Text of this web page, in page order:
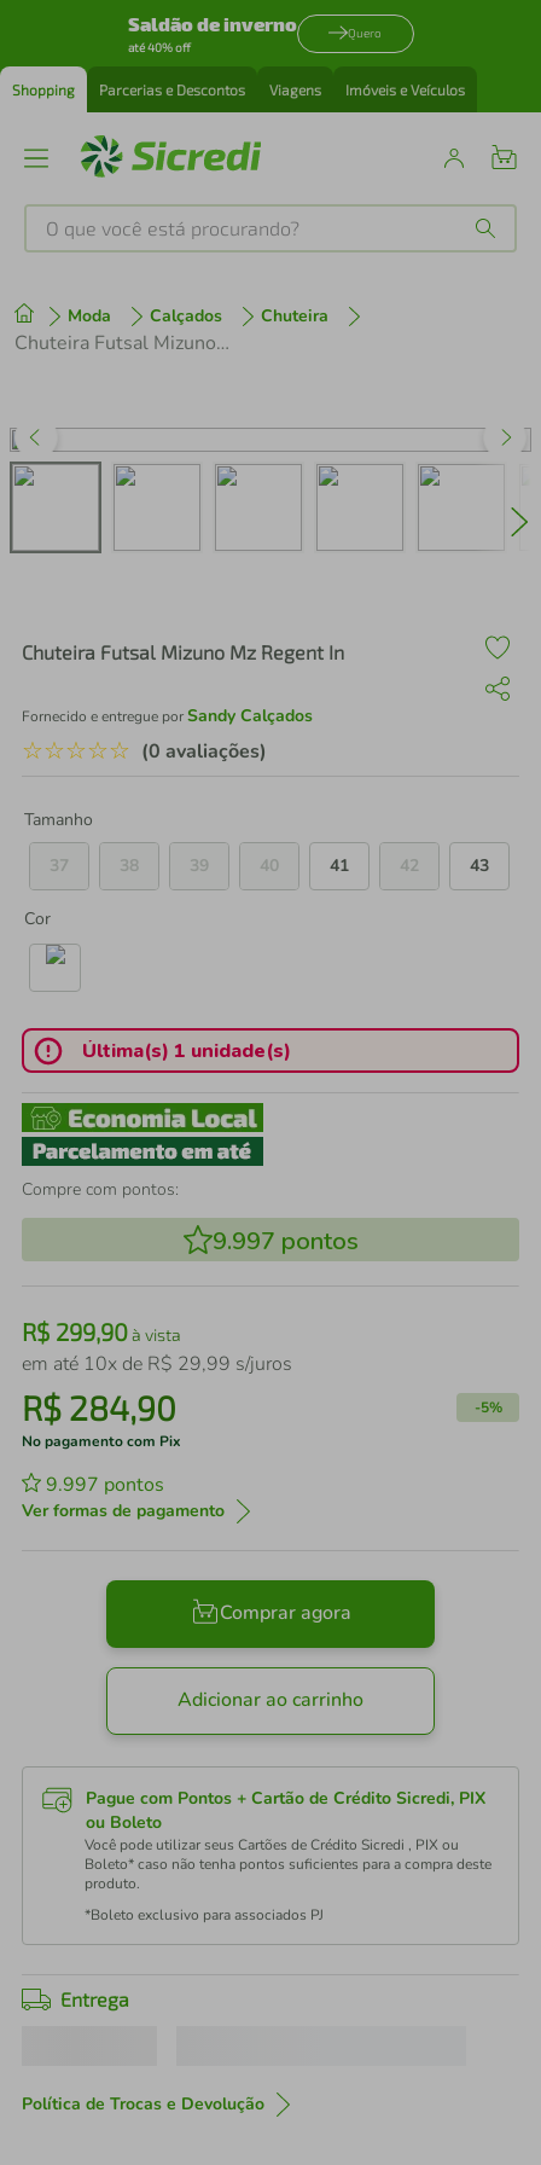
Saldão de inverno
até 40% off
Quero
Shopping Parcerias e Descontos Viagens Imóveis e Veículos
O que você está procurando?
Moda Calçados Chuteira
Chuteira Futsal Mizuno Mz Regent In
Chuteira Futsal Mizuno Mz Regent In
Fornecido e entregue porSandy Calçados
☆☆☆☆☆ (0 avaliações)
Tamanho
37
38 39 40 41 42 43
Cor
Última(s) 1 unidade(s)
Compre com pontos:
9.997 pontos
R$ 299,90à vista
em até 10x de R$ 29,99 s/juros
R$ 284,90 -5%
No pagamento com Pix
9.997 pontos
Ver formas de pagamento
Comprar agora
Adicionar ao carrinho
Pague com Pontos + Cartão de Crédito Sicredi, PIX
ou Boleto
Você pode utilizar seus Cartões de Crédito Sicredi , PIX ou
Boleto* caso não tenha pontos suficientes para a compra deste
produto.
*Boleto exclusivo para associados PJ
Entrega
Política de Trocas e Devolução
1º tenis
perfume